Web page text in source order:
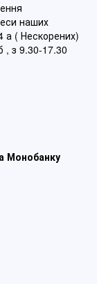
наших
а ( Нескорених)
, з 9.30-17.30
Монобанку